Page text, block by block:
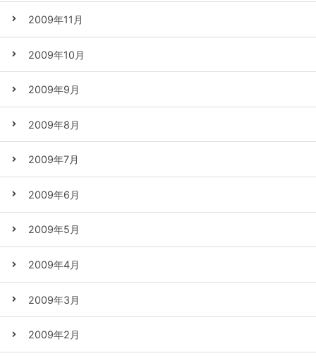
2009年11月
2009年10月
2009年9月
2009年8月
2009年7月
2009年6月
2009年5月
2009年4月
2009年3月
2009年2月